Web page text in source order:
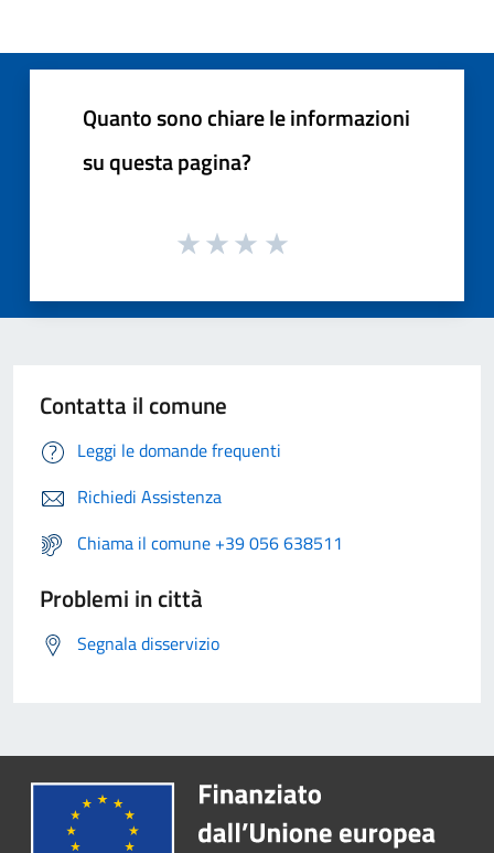
Quanto sono chiare le informazioni
su questa pagina?
Contatta il comune
Leggi le domande frequenti
Richiedi Assistenza
Chiama il comune +39 056 638511
Problemi in città
Segnala disservizio